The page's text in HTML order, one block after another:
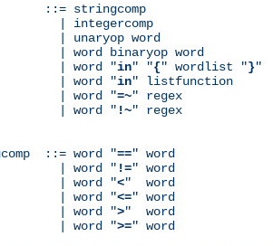
::= stringcomp
| integercomp
| unaryop word
| word binaryop word
| word "
in" "{" wordlist "}"
| word "
in" listfunction
| word "
=~" regex
| word "
!~" regex
::= word "==" word
| word "
!=" word
| word "
<"  word
| word "
<=" word
| word "
>"  word
| word "
>=" word